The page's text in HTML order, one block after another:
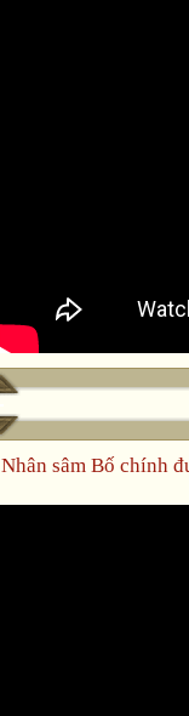
Nhân sâm Bố chính